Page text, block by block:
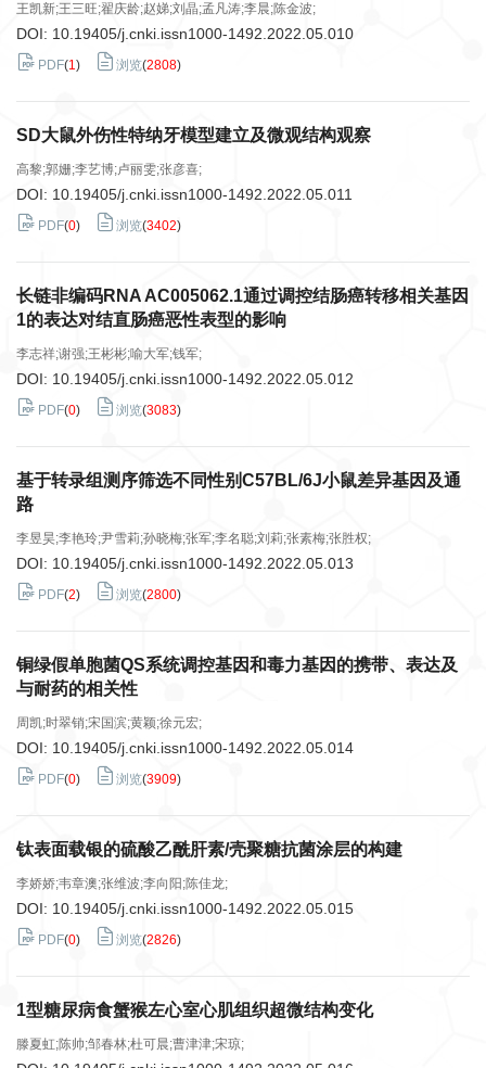
王凯新;王三旺;翟庆龄;赵娣;刘晶;孟凡涛;李晨;陈金波;
DOI: 10.19405/j.cnki.issn1000-1492.2022.05.010
PDF(1) 浏览(2808)
SD大鼠外伤性特纳牙模型建立及微观结构观察
高黎;郭姗;李艺博;卢丽雯;张彦喜;
DOI: 10.19405/j.cnki.issn1000-1492.2022.05.011
PDF(0) 浏览(3402)
长链非编码RNA AC005062.1通过调控结肠癌转移相关基因
1的表达对结直肠癌恶性表型的影响
李志祥;谢强;王彬彬;喻大军;钱军;
DOI: 10.19405/j.cnki.issn1000-1492.2022.05.012
PDF(0) 浏览(3083)
基于转录组测序筛选不同性别C57BL/6J小鼠差异基因及通
路
李昱昊;李艳玲;尹雪莉;孙晓梅;张军;李名聪;刘莉;张素梅;张胜权;
DOI: 10.19405/j.cnki.issn1000-1492.2022.05.013
PDF(2) 浏览(2800)
铜绿假单胞菌QS系统调控基因和毒力基因的携带、表达及
与耐药的相关性
周凯;时翠销;宋国滨;黄颖;徐元宏;
DOI: 10.19405/j.cnki.issn1000-1492.2022.05.014
PDF(0) 浏览(3909)
钛表面载银的硫酸乙酰肝素/壳聚糖抗菌涂层的构建
李娇娇;韦章澳;张维波;李向阳;陈佳龙;
DOI: 10.19405/j.cnki.issn1000-1492.2022.05.015
PDF(0) 浏览(2826)
1型糖尿病食蟹猴左心室心肌组织超微结构变化
滕夏虹;陈帅;邹春林;杜可晨;曹津津;宋琼;